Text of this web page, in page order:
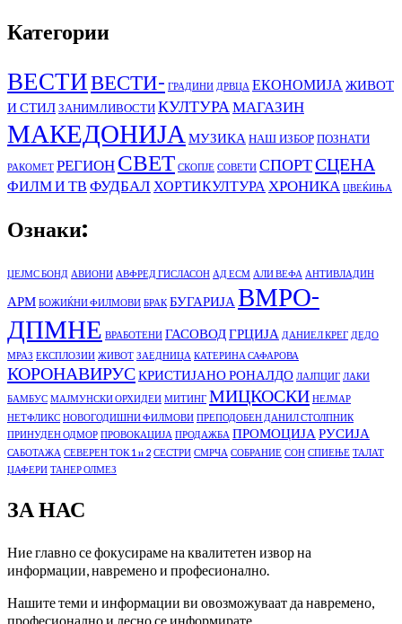
Категории
ВЕСТИВЕСТИ- ГРАДИНИ ДРВЦА ЕКОНОМИЈА ЖИВОТ
И СТИЛЗАНИМЛИВОСТИКУЛТУРА МАГАЗИН
МАКЕДОНИЈА МУЗИКА НАШ ИЗБОРПОЗНАТИ
РАКОМЕТ РЕГИОНСВЕТ СКОПЈЕ СОВЕТИ СПОРТСЦЕНА
ФИЛМ И ТВ ФУДБАЛ ХОРТИКУЛТУРА ХРОНИКА ЦВЕЌИЊА
Ознаки:
ЏЕЈМС БОНД АВИОНИ АВФРЕД ГИСЛАСОН АД ЕСМ АЛИ ВЕФА АНТИВЛАДИН
АРМ БОЖИЌНИ ФИЛМОВИ БРАК БУГАРИЈА ВМРО-
ДПМНЕ ВРАБОТЕНИ ГАСОВОДГРЦИЈА ДАНИЕЛ КРЕГ ДЕДО
МРАЗ ЕКСПЛОЗИИ ЖИВОТ ЗАЕДНИЦА КАТЕРИНА САФАРОВА
КОРОНАВИРУСКРИСТИЈАНО РОНАЛДО ЛАЈПЦИГ ЛАКИ
БАМБУС МАЈМУНСКИ ОРХИДЕИ МИТИНГ МИЦКОСКИ НЕЈМАР
НЕТФЛИКС НОВОГОДИШНИ ФИЛМОВИ ПРЕПОДОБЕН ДАНИЛ СТОЛПНИК
ПРИНУДЕН ОДМОР ПРОВОКАЦИЈА ПРОДАЖБА ПРОМОЦИЈА РУСИЈА
САБОТАЖА СЕВЕРЕН ТОК 1 и 2 СЕСТРИ СМРЧА СОБРАНИЕ СОН СПИЕЊЕ ТАЛАТ
ЏАФЕРИ ТАНЕР ОЛМЕЗ
ЗА НАС
Ние главно се фокусираме на квалитетен извор на
информации, навремено и професионално.
Нашите теми и информации ви овозможуваат да навремено,
професионално и лесно се информирате